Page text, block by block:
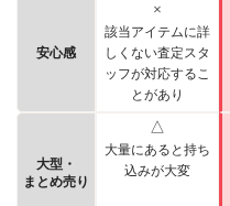
安心感
×
該当アイテムに詳
しくない査定スタ
ッフが対応するこ
とがあり
大型・
まとめ売り
△
大量にあると持ち
込みが大変